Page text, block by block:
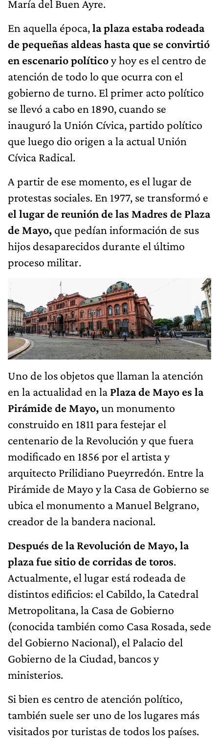
María del Buen Ayre.
En aquella época,la plaza estaba rodeada
de pequeñas aldeas hasta que se convirtió
en escenario políticoy hoy es el centro de
atención de todo lo que ocurra con el
gobierno de turno. El primer acto político
se llevó a cabo en 1890, cuando se
inauguró la Unión Cívica, partido político
que luego dio origen a la actual Unión
Cívica Radical.
A partir de ese momento, es el lugar de
protestas sociales. En 1977, se transformó e
el lugar de reunión de las Madres de Plaza
de Mayo, que pedían información de sus
hijos desaparecidos durante el último
proceso militar.
Uno de los objetos que llaman la atención
en la actualidad en la Plaza de Mayo es la
Pirámide de Mayo,un monumento
construido en 1811 para festejar el
centenario de la Revolución y que fuera
modificado en 1856 por el artista y
arquitecto Prilidiano Pueyrredón. Entre la
Pirámide de Mayo y la Casa de Gobierno se
ubica el monumento a Manuel Belgrano,
creador de la bandera nacional.
Después de la Revolución de Mayo, la
plaza fue sitio de corridas de toros.
Actualmente, el lugar está rodeada de
distintos edificios: el Cabildo, la Catedral
Metropolitana, la Casa de Gobierno
(conocida también como Casa Rosada, sede
del Gobierno Nacional), el Palacio del
Gobierno de la Ciudad, bancos y
ministerios.
Si bien es centro de atención político,
también suele ser uno de los lugares más
visitados por turistas de todos los países.